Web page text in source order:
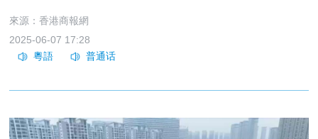
來源：香港商報網
2025-06-07 17:28